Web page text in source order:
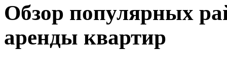
Обзор популярных
аренды квартир